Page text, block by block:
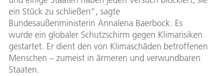
ein Stück zu schließen“, sagte
Bundesaußenministerin Annalena Baerbock. Es
wurde ein globaler Schutzschirm gegen Klimarisiken
gestartet. Er dient den von Klimaschäden betroffenen
Menschen – zumeist in ärmeren und verwundbaren
Staaten.